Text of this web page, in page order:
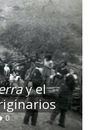
y el
0